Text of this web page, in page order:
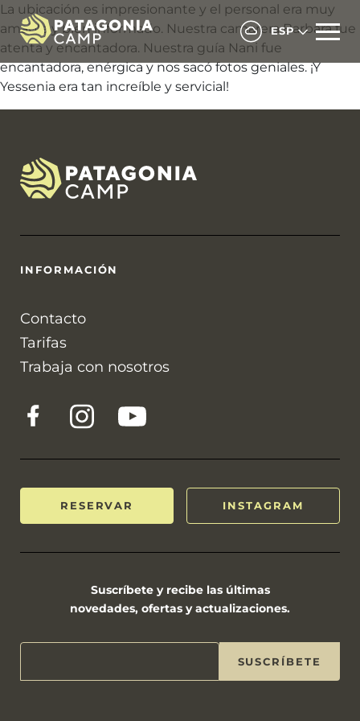
ESP
La ubicación es impresionante y el personal era muy
amable y bien informado. Nuestra camarera Barbara fue
atenta y encantadora. Nuestra guía Nani fue
encantadora, enérgica y nos sacó fotos geniales. ¡Y
Yessenia era tan increíble y servicial!
INFORMACIÓN
Contacto
Tarifas
Trabaja con nosotros
RESERVAR INSTAGRAM
Suscríbete y recibe las últimas
novedades, ofertas y actualizaciones.